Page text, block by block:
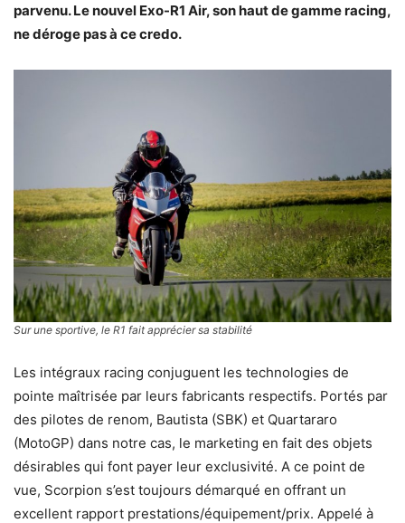
parvenu. Le nouvel Exo-R1 Air, son haut de gamme racing,
ne déroge pas à ce credo.
Sur une sportive, le R1 fait apprécier sa stabilité
Les intégraux racing conjuguent les technologies de
pointe maîtrisée par leurs fabricants respectifs. Portés par
des pilotes de renom, Bautista (SBK) et Quartararo
(MotoGP) dans notre cas, le marketing en fait des objets
désirables qui font payer leur exclusivité. A ce point de
vue, Scorpion s’est toujours démarqué en offrant un
excellent rapport prestations/équipement/prix. Appelé à